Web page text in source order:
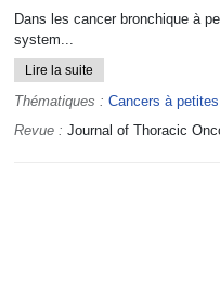
Dans les cancer bronchique à
system...
Lire la suite
Thématiques : Cancers à
Revue : Journal of Thoracic